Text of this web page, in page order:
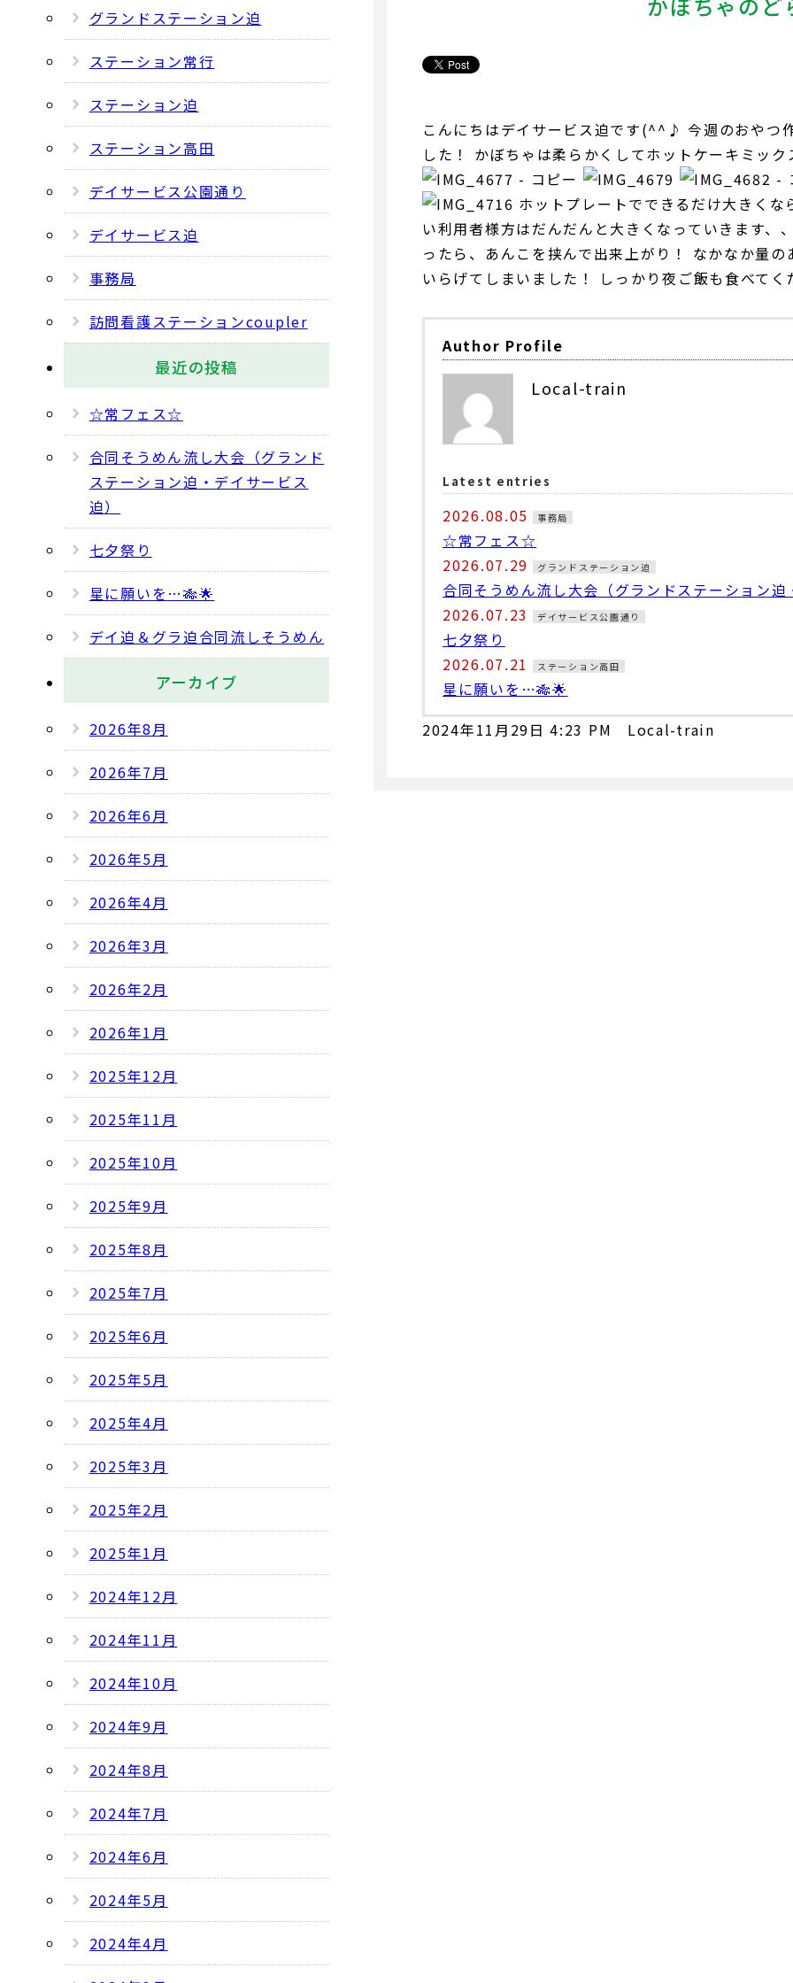
こんにちはデイサービス迫です(^^♪ 今週のおやつ
した！ かぼちゃは柔らかくしてホットケーキミック
ホットプレートでできるだけ大きく
い利用者様方はだんだんと大きくなっていきます、
ったら、あんこを挟んで出来上がり！ なかなか量
いらげてしまいました！ しっかり夜ご飯も食べてく
Author Profile
Local-train
Latest entries
2026.08.05 事務局
☆常フェス☆
2026.07.29
グランドステーション迫
合同そうめん流し大会（グランドステーション迫
2026.07.23
デイサービス公園通り
七夕祭り
2026.07.21
ステーション高田
星に願いを…🎋🌟
2024年11月29日 4:23 PM Local-train
グランドステーション迫
ステーション常行
ステーション迫
ステーション高田
デイサービス公園通り
デイサービス迫
事務局
訪問看護ステーションcoupler
最近の投稿
☆常フェス☆
合同そうめん流し大会（グランド
ステーション迫・デイサービス
迫）
七夕祭り
星に願いを…🎋🌟
デイ迫＆グラ迫合同流しそうめん
アーカイブ
2026年8月
2026年7月
2026年6月
2026年5月
2026年4月
2026年3月
2026年2月
2026年1月
2025年12月
2025年11月
2025年10月
2025年9月
2025年8月
2025年7月
2025年6月
2025年5月
2025年4月
2025年3月
2025年2月
2025年1月
2024年12月
2024年11月
2024年10月
2024年9月
2024年8月
2024年7月
2024年6月
2024年5月
2024年4月